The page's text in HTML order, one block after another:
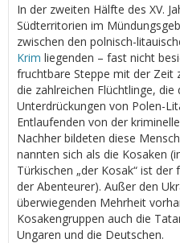
In der zweiten Hälfte des XV.
Südterritorien im
zwischen den polnisch-
Krim liegenden – fast nicht
fruchtbare Steppe mit der
die zahlreichen Flüchtlinge, die
Unterdrückungen von Polen-
Entlaufenden von der
Nachher bildeten diese
nannten sich als die Kosaken
Türkischen „der Kosak“ ist
der Abenteurer). Außer den
überwiegenden Mehrheit
Kosakengruppen auch die
Ungaren und die Deutschen.